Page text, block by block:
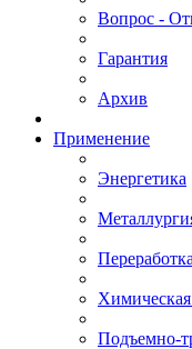
Вопрос -
Гарантия
Архив
Применение
Энергетика
Переработка
Подъемно-